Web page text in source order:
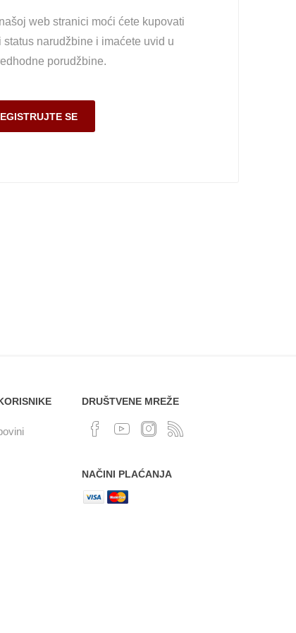
web stranici moći ćete kupovati
status narudžbine i imaćete uvid u
porudžbine.
DRUŠTVENE MREŽE
NAČINI PLAĆANJA